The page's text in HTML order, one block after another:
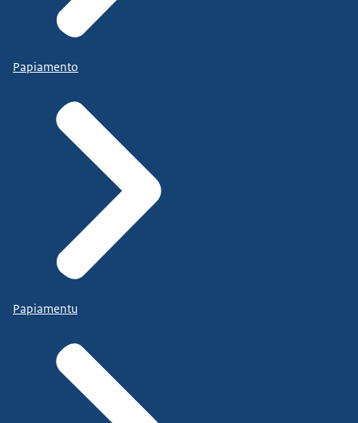
Papiamento
Papiamentu